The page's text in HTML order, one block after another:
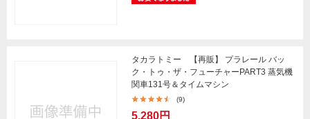
タカラトミー 【再販】 プラレール バッ
ク・トゥ・ザ・フューチャーPART3 蒸気機
関車131号＆タイムマシン
(9)
5,280円